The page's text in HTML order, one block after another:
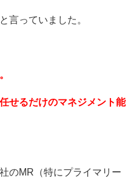
言っていました。
せるだけのマネジメント能
のMR（特にプライマリー